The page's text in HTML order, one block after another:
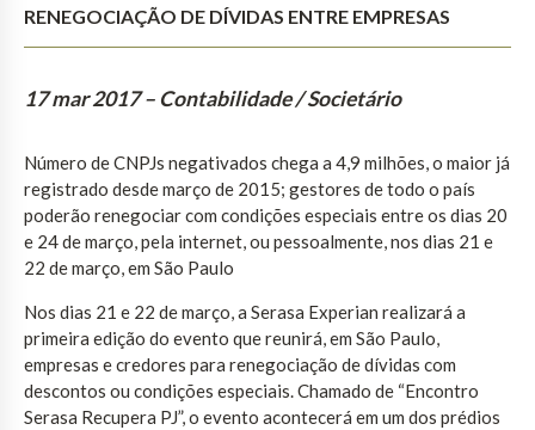
RENEGOCIAÇÃO DE DÍVIDAS ENTRE EMPRESAS
17 mar 2017 – Contabilidade / Societário
Número de CNPJs negativados chega a 4,9 milhões, o maior já
registrado desde março de 2015; gestores de todo o país
poderão renegociar com condições especiais entre os dias 20
e 24 de março, pela internet, ou pessoalmente, nos dias 21 e
22 de março, em São Paulo
Nos dias 21 e 22 de março, a Serasa Experian realizará a
primeira edição do evento que reunirá, em São Paulo,
empresas e credores para renegociação de dívidas com
descontos ou condições especiais. Chamado de “Encontro
Serasa Recupera PJ”, o evento acontecerá em um dos prédios